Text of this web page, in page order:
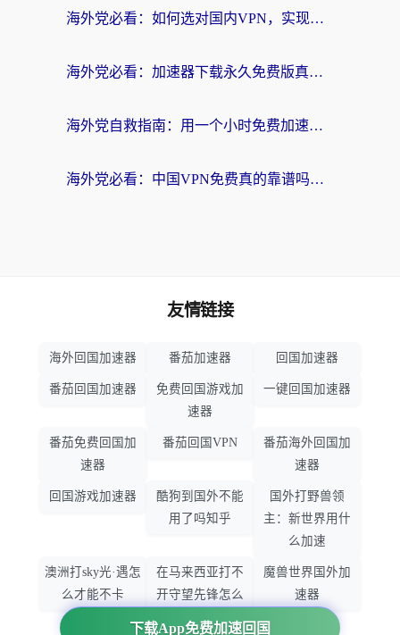
海外党必看：如何选对国内VPN，实现无缝访问国内资源？
海外党必看：加速器下载永久免费版真的存在吗？教你无缝访问国内资源的正确姿势
海外党自救指南：用一个小时免费加速器，轻松打破国内资源访问壁垒？
海外党必看：中国VPN免费真的靠谱吗？手把手教你选对回国加速器
下载App免费加速回国
友情链接
海外回国加速器 番茄加速器 回国加速器
番茄回国加速器
免费回国游戏加
速器
一键回国加速器
番茄免费回国加
速器
番茄回国VPN
番茄海外回国加
速器
回国游戏加速器
酷狗到国外不能
用了吗知乎
国外打野兽领
主：新世界用什
么加速
澳洲打sky光·遇怎
么才能不卡
在马来西亚打不
开守望先锋怎么
办
魔兽世界国外加
速器